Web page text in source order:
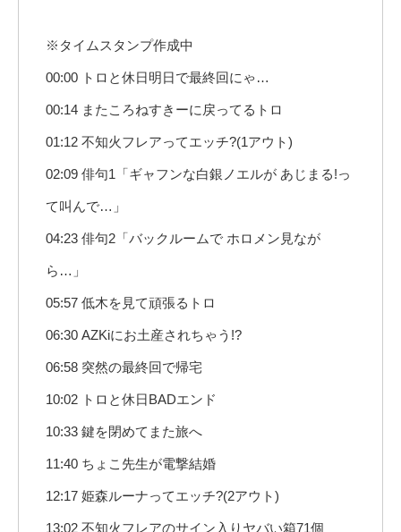
※タイムスタンプ作成中
00:00 トロと休日明日で最終回にゃ…
00:14 またころねすきーに戻ってるトロ
01:12 不知火フレアってエッチ?(1アウト)
02:09 俳句1「ギャフンな白銀ノエルが あじまる!っ
て叫んで…」
04:23 俳句2「バックルームで ホロメン見なが
ら…」
05:57 低木を見て頑張るトロ
06:30 AZKiにお土産されちゃう!?
06:58 突然の最終回で帰宅
10:02 トロと休日BADエンド
10:33 鍵を閉めてまた旅へ
11:40 ちょこ先生が電撃結婚
12:17 姫森ルーナってエッチ?(2アウト)
13:02 不知火フレアのサイン入りヤバい箱71個